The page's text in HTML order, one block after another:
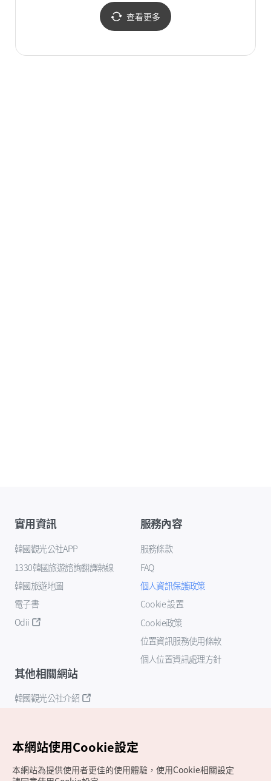
查看更多
實用資訊
韓國觀光公社APP
1330韓國旅遊諮詢翻譯熱線
韓國旅遊地圖
電子書
Odii
服務內容
服務條款
FAQ
個人資訊保護政策
Cookie 設置
Cookie政策
位置資訊服務使用條款
個人位置資訊處理方針
其他相關網站
韓國觀光公社介紹
本網站使用Cookie設定
本網站為提供使用者更佳的使用體驗，使用Cookie相關設定